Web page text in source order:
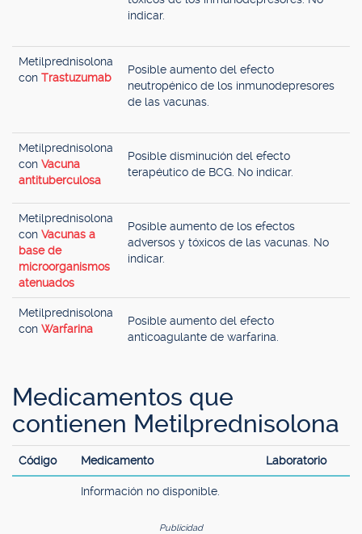
indicar.
Metilprednisolona
con Trastuzumab
Posible aumento del efecto
neutropénico de los inmunodepresores
de las vacunas.
Metilprednisolona
con Vacuna
antituberculosa
Posible disminución del efecto
terapéutico de BCG. No indicar.
Metilprednisolona
con Vacunas a
base de
microorganismos
atenuados
Posible aumento de los efectos
adversos y tóxicos de las vacunas. No
indicar.
Metilprednisolona
con Warfarina
Posible aumento del efecto
anticoagulante de warfarina.
Medicamentos que
contienen Metilprednisolona
Código Medicamento Laboratorio
Información no disponible.
Publicidad